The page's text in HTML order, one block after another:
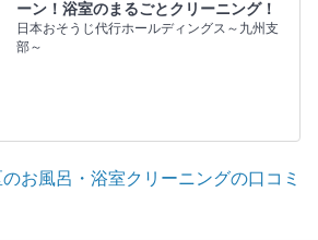
ーン！浴室のまるごとクリーニング！
日本おそうじ代行ホールディングス～九州支
部～
お風呂・浴室クリーニングの口コミ